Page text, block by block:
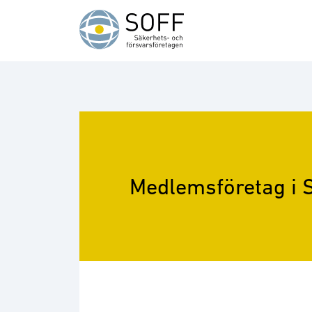
Hoppa till innehåll
Medlemsföretag i